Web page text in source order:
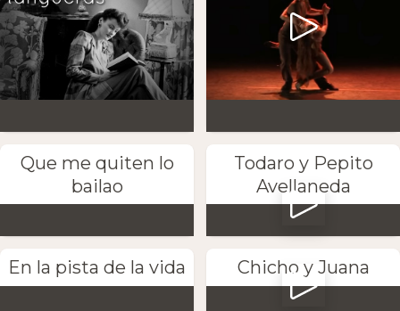
Que me quiten lo
bailao
Todaro y Pepito
Avellaneda
En la pista de la vida Chicho y Juana